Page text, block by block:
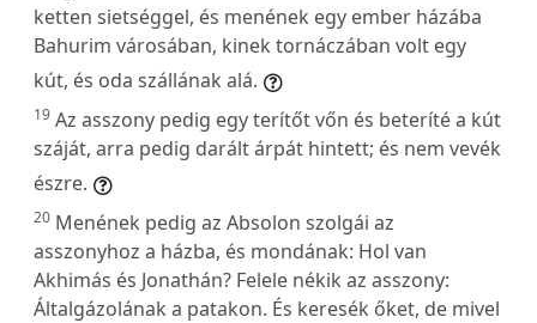
ketten sietséggel, és menének egy ember házába
Bahurim városában, kinek tornáczában volt egy
kút, és oda szállának alá.
19 Az asszony pedig egy terítőt vőn és beteríté a kút
száját, arra pedig darált árpát hintett; és nem vevék
észre.
20 Menének pedig az Absolon szolgái az
asszonyhoz a házba, és mondának: Hol van
Akhimás és Jonathán? Felele nékik az asszony:
Általgázolának a patakon. És keresék őket, de mivel